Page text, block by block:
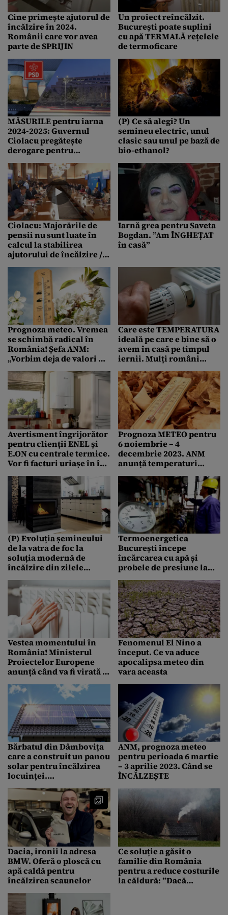
Cine primește ajutorul de
încălzire în 2024.
Românii care vor avea
parte de SPRIJIN
Un proiect reîncălzit.
București poate suplini
cu apă TERMALĂ rețelele
de termoficare
MĂSURILE pentru iarna
2024-2025: Guvernul
Ciolacu pregătește
derogare pentru
localităților
(P) Ce să alegi? Un
semineu electric, unul
clasic sau unul pe bază de
bio-ethanol?
Ciolacu: Majorările de
pensii nu sunt luate în
calcul la stabilirea
ajutorului de încălzire /
Iarnă grea pentru Saveta
Bogdan. ”Am ÎNGHEȚAT
în casă”
Prognoza meteo. Vremea
se schimbă radical în
România! Șefa ANM:
„Vorbim deja de valori de
14-15 grade”
Care este TEMPERATURA
ideală pe care e bine să o
avem în casă pe timpul
iernii. Mulți români
greșesc
Avertisment îngrijorător
pentru clienții ENEL și
E.ON cu centrale termice.
Vor fi facturi uriașe în în
puteți face economie
Prognoza METEO pentru
6 noiembrie – 4
decembrie 2023. ANM
anunță temperaturi
această perioadă. Când
vin ploile?
(P) Evoluția șemineului
de la vatra de foc la
soluția modernă de
încălzire din zilele
Termoenergetica
București începe
încărcarea cu apă și
probele de presiune la
Vestea momentului în
România! Ministerul
Proiectelor Europene
anunță când va fi virată a
facturilor de ÎNCĂLZIRE
Fenomenul El Nino a
început. Ce va aduce
apocalipsa meteo din
vara aceasta
Bărbatul din Dâmbovița
care a construit un panou
solar pentru încălzirea
locuinței.
ANM, prognoza meteo
pentru perioada 6 martie
– 3 aprilie 2023. Când se
ÎNCĂLZEȘTE
Dacia, ironii la adresa
BMW. Oferă o ploscă cu
apă caldă pentru
încălzirea scaunelor
Ce soluție a găsit o
familie din România
pentru a reduce costurile
la căldură: ”Dacă